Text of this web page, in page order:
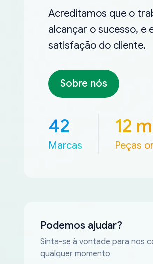
Acreditamos que o
alcançar o sucesso,
satisfação do cliente.
Sobre nós
42
Marcas
12
Peças
Podemos ajudar?
Sinta-se à vontade para nos
qualquer momento